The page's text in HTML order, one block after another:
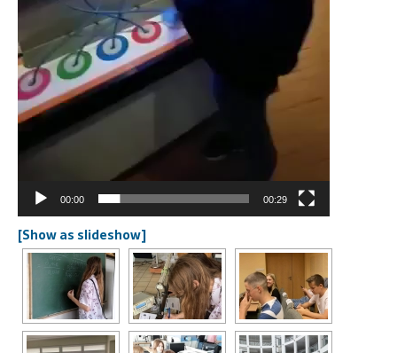
00:00 00:29
[Show as slideshow]